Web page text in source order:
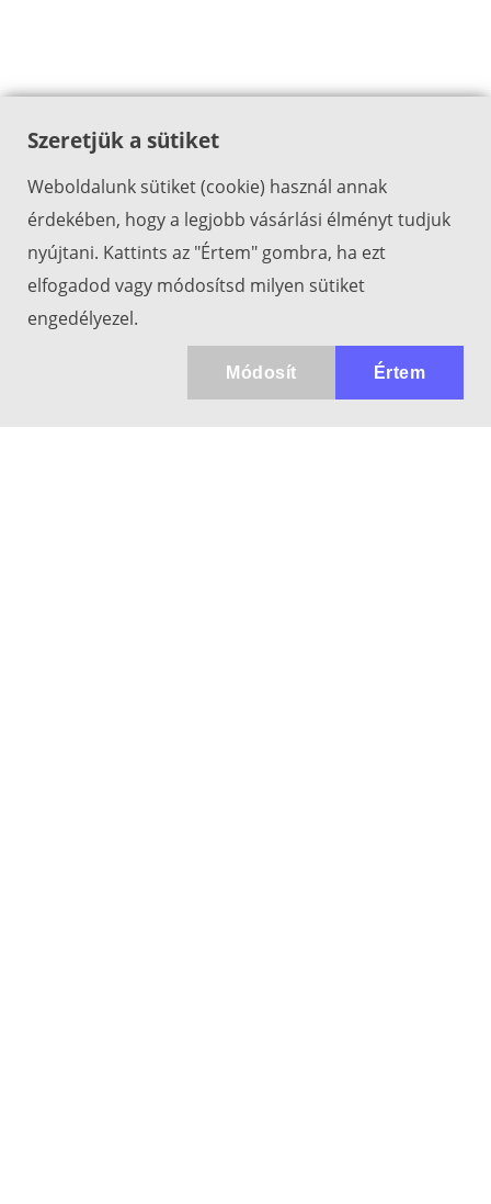
Szeretjük a sütiket
Weboldalunk sütiket (cookie) használ annak
érdekében, hogy a legjobb vásárlási élményt tudjuk
nyújtani. Kattints az "Értem" gombra, ha ezt
elfogadod vagy módosítsd milyen sütiket
engedélyezel.
Értem
Módosít